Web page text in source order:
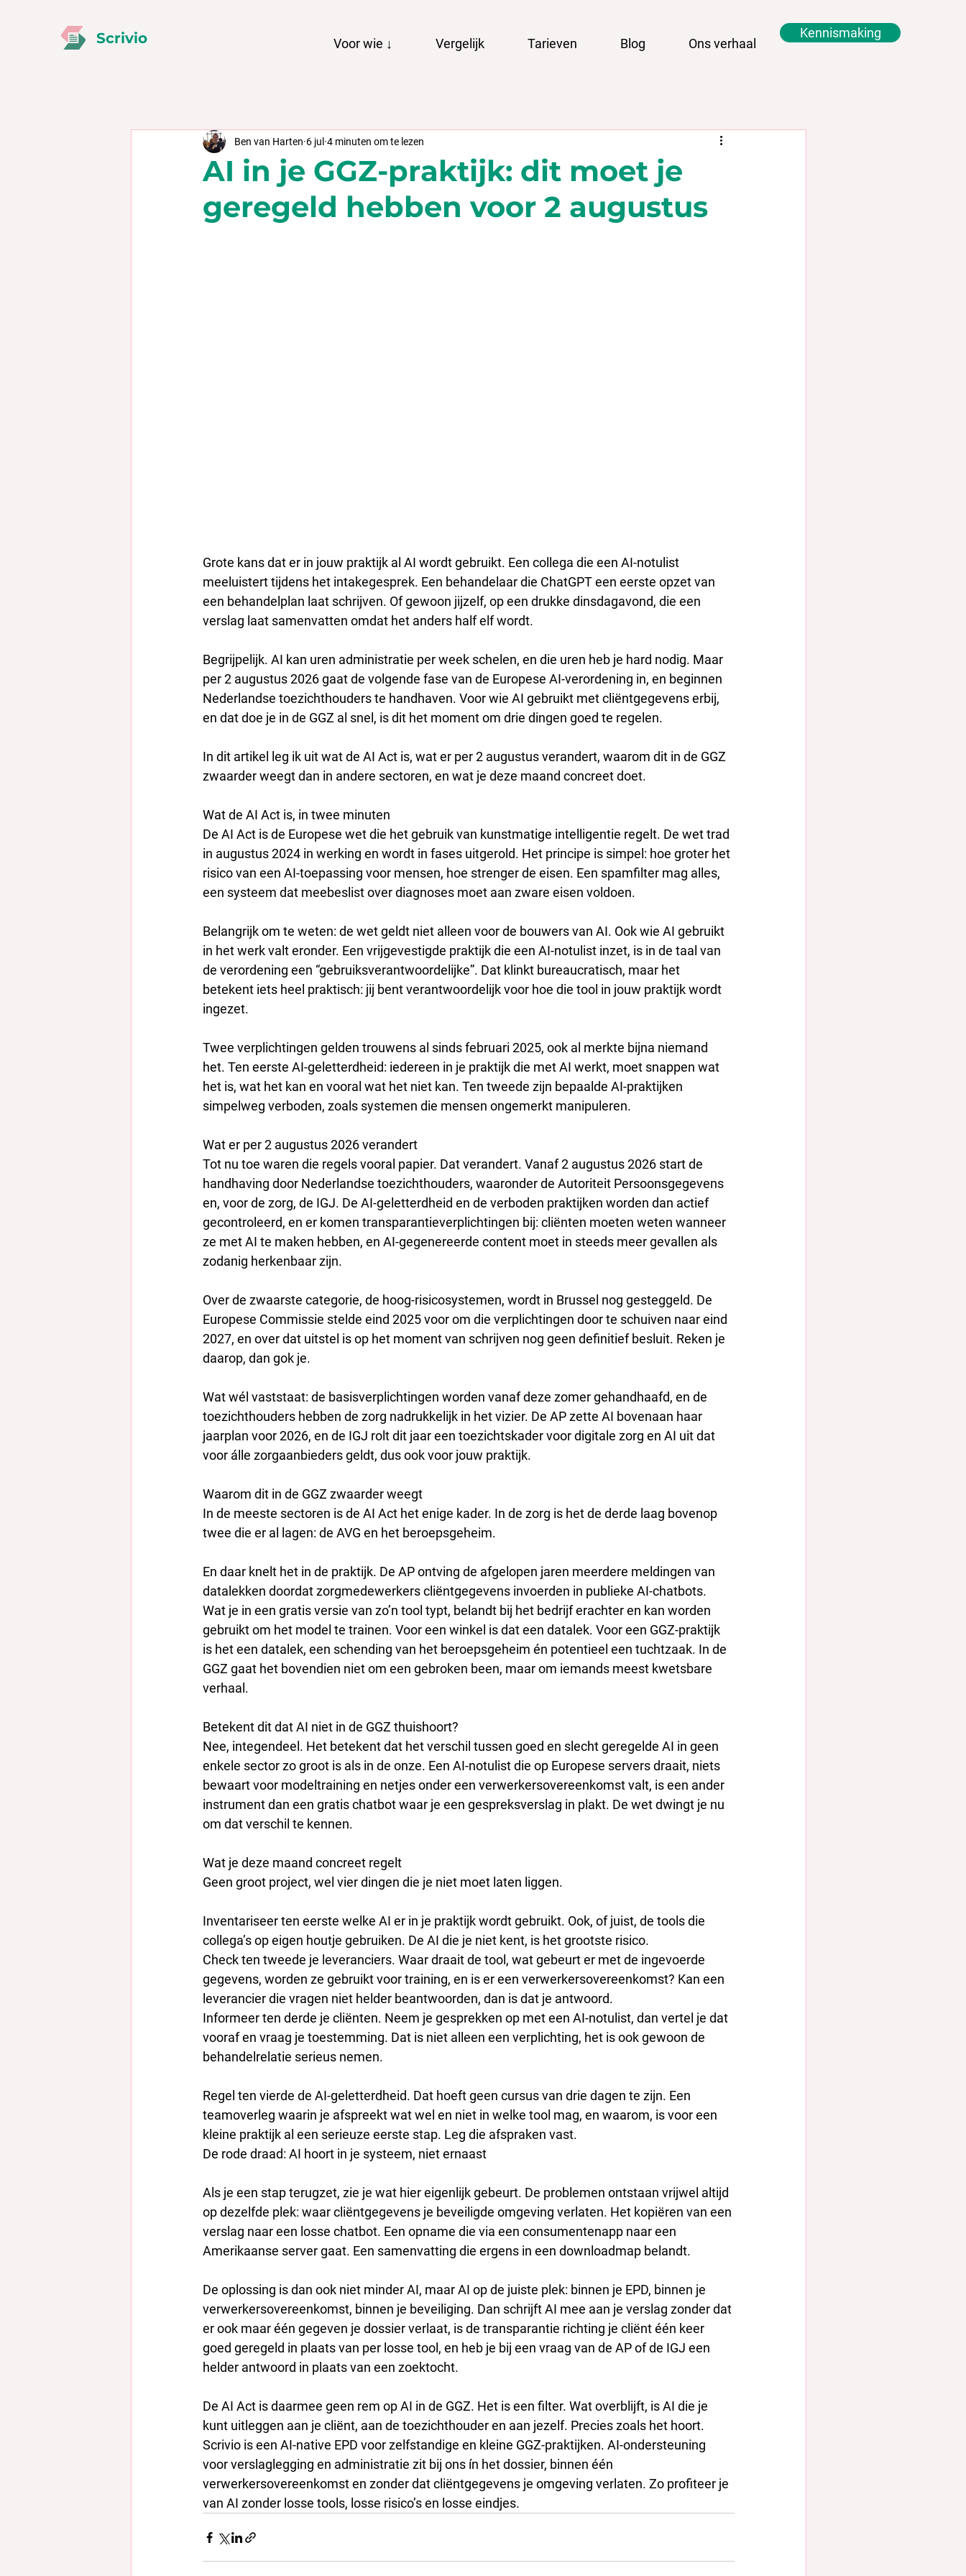
Scrivio Voor wie ↓ Vergelijk Tarieven Blog Ons verhaal
Kennismaking
AI in je GGZ-praktijk: dit moet je
geregeld hebben voor 2 augustus
Ben van Harten 6 jul 4 minuten om te lezen
Grote kans dat er in jouw praktijk al AI wordt gebruikt. Een collega die een AI-notulist
meeluistert tijdens het intakegesprek. Een behandelaar die ChatGPT een eerste opzet van
een behandelplan laat schrijven. Of gewoon jijzelf, op een drukke dinsdagavond, die een
verslag laat samenvatten omdat het anders half elf wordt.
Begrijpelijk. AI kan uren administratie per week schelen, en die uren heb je hard nodig. Maar
per 2 augustus 2026 gaat de volgende fase van de Europese AI-verordening in, en beginnen
Nederlandse toezichthouders te handhaven. Voor wie AI gebruikt met cliëntgegevens erbij,
en dat doe je in de GGZ al snel, is dit het moment om drie dingen goed te regelen.
In dit artikel leg ik uit wat de AI Act is, wat er per 2 augustus verandert, waarom dit in de GGZ
zwaarder weegt dan in andere sectoren, en wat je deze maand concreet doet.
Wat de AI Act is, in twee minuten
De AI Act is de Europese wet die het gebruik van kunstmatige intelligentie regelt. De wet trad
in augustus 2024 in werking en wordt in fases uitgerold. Het principe is simpel: hoe groter het
risico van een AI-toepassing voor mensen, hoe strenger de eisen. Een spamfilter mag alles,
een systeem dat meebeslist over diagnoses moet aan zware eisen voldoen.
Belangrijk om te weten: de wet geldt niet alleen voor de bouwers van AI. Ook wie AI gebruikt
in het werk valt eronder. Een vrijgevestigde praktijk die een AI-notulist inzet, is in de taal van
de verordening een “gebruiksverantwoordelijke”. Dat klinkt bureaucratisch, maar het
betekent iets heel praktisch: jij bent verantwoordelijk voor hoe die tool in jouw praktijk wordt
ingezet.
Twee verplichtingen gelden trouwens al sinds februari 2025, ook al merkte bijna niemand
het. Ten eerste AI-geletterdheid: iedereen in je praktijk die met AI werkt, moet snappen wat
het is, wat het kan en vooral wat het niet kan. Ten tweede zijn bepaalde AI-praktijken
simpelweg verboden, zoals systemen die mensen ongemerkt manipuleren.
Wat er per 2 augustus 2026 verandert
Tot nu toe waren die regels vooral papier. Dat verandert. Vanaf 2 augustus 2026 start de
handhaving door Nederlandse toezichthouders, waaronder de Autoriteit Persoonsgegevens
en, voor de zorg, de IGJ. De AI-geletterdheid en de verboden praktijken worden dan actief
gecontroleerd, en er komen transparantieverplichtingen bij: cliënten moeten weten wanneer
ze met AI te maken hebben, en AI-gegenereerde content moet in steeds meer gevallen als
zodanig herkenbaar zijn.
Over de zwaarste categorie, de hoog-risicosystemen, wordt in Brussel nog gesteggeld. De
Europese Commissie stelde eind 2025 voor om die verplichtingen door te schuiven naar eind
2027, en over dat uitstel is op het moment van schrijven nog geen definitief besluit. Reken je
daarop, dan gok je.
Wat wél vaststaat: de basisverplichtingen worden vanaf deze zomer gehandhaafd, en de
toezichthouders hebben de zorg nadrukkelijk in het vizier. De AP zette AI bovenaan haar
jaarplan voor 2026, en de IGJ rolt dit jaar een toezichtskader voor digitale zorg en AI uit dat
voor álle zorgaanbieders geldt, dus ook voor jouw praktijk.
Waarom dit in de GGZ zwaarder weegt
In de meeste sectoren is de AI Act het enige kader. In de zorg is het de derde laag bovenop
twee die er al lagen: de AVG en het beroepsgeheim.
En daar knelt het in de praktijk. De AP ontving de afgelopen jaren meerdere meldingen van
datalekken doordat zorgmedewerkers cliëntgegevens invoerden in publieke AI-chatbots.
Wat je in een gratis versie van zo’n tool typt, belandt bij het bedrijf erachter en kan worden
gebruikt om het model te trainen. Voor een winkel is dat een datalek. Voor een GGZ-praktijk
is het een datalek, een schending van het beroepsgeheim én potentieel een tuchtzaak. In de
GGZ gaat het bovendien niet om een gebroken been, maar om iemands meest kwetsbare
verhaal.
Betekent dit dat AI niet in de GGZ thuishoort?
Nee, integendeel. Het betekent dat het verschil tussen goed en slecht geregelde AI in geen
enkele sector zo groot is als in de onze. Een AI-notulist die op Europese servers draait, niets
bewaart voor modeltraining en netjes onder een verwerkersovereenkomst valt, is een ander
instrument dan een gratis chatbot waar je een gespreksverslag in plakt. De wet dwingt je nu
om dat verschil te kennen.
Wat je deze maand concreet regelt
Geen groot project, wel vier dingen die je niet moet laten liggen.
Inventariseer ten eerste welke AI er in je praktijk wordt gebruikt. Ook, of juist, de tools die
collega’s op eigen houtje gebruiken. De AI die je niet kent, is het grootste risico.
Check ten tweede je leveranciers. Waar draait de tool, wat gebeurt er met de ingevoerde
gegevens, worden ze gebruikt voor training, en is er een verwerkersovereenkomst? Kan een
leverancier die vragen niet helder beantwoorden, dan is dat je antwoord.
Informeer ten derde je cliënten. Neem je gesprekken op met een AI-notulist, dan vertel je dat
vooraf en vraag je toestemming. Dat is niet alleen een verplichting, het is ook gewoon de
behandelrelatie serieus nemen.
Regel ten vierde de AI-geletterdheid. Dat hoeft geen cursus van drie dagen te zijn. Een
teamoverleg waarin je afspreekt wat wel en niet in welke tool mag, en waarom, is voor een
kleine praktijk al een serieuze eerste stap. Leg die afspraken vast.
De rode draad: AI hoort in je systeem, niet ernaast
Als je een stap terugzet, zie je wat hier eigenlijk gebeurt. De problemen ontstaan vrijwel altijd
op dezelfde plek: waar cliëntgegevens je beveiligde omgeving verlaten. Het kopiëren van een
verslag naar een losse chatbot. Een opname die via een consumentenapp naar een
Amerikaanse server gaat. Een samenvatting die ergens in een downloadmap belandt.
De oplossing is dan ook niet minder AI, maar AI op de juiste plek: binnen je EPD, binnen je
verwerkersovereenkomst, binnen je beveiliging. Dan schrijft AI mee aan je verslag zonder dat
er ook maar één gegeven je dossier verlaat, is de transparantie richting je cliënt één keer
goed geregeld in plaats van per losse tool, en heb je bij een vraag van de AP of de IGJ een
helder antwoord in plaats van een zoektocht.
De AI Act is daarmee geen rem op AI in de GGZ. Het is een filter. Wat overblijft, is AI die je
kunt uitleggen aan je cliënt, aan de toezichthouder en aan jezelf. Precies zoals het hoort.
Scrivio is een AI-native EPD voor zelfstandige en kleine GGZ-praktijken. AI-ondersteuning
voor verslaglegging en administratie zit bij ons ín het dossier, binnen één
verwerkersovereenkomst en zonder dat cliëntgegevens je omgeving verlaten. Zo profiteer je
van AI zonder losse tools, losse risico’s en losse eindjes.